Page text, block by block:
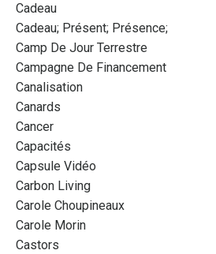
Cadeau
Cadeau; Présent; Présence;
Camp De Jour Terrestre
Campagne De Financement
Canalisation
Canards
Cancer
Capacités
Capsule Vidéo
Carbon Living
Carole Choupineaux
Carole Morin
Castors